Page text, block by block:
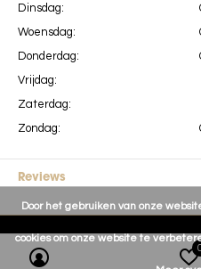
Dinsdag:
Woensdag:
Donderdag:
Vrijdag:
Zaterdag:
Zondag:
Reviews
Door het gebruiken van onze
cookies om onze website te